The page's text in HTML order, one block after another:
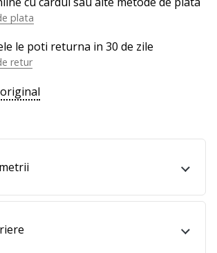
plata
le poti returna in 30 de zile
retur